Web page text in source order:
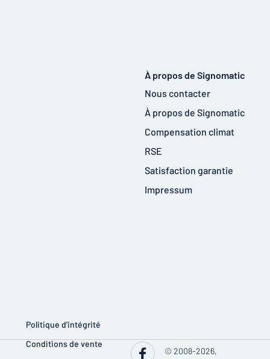
À propos de Signomatic
Nous contacter
À propos de Signomatic
Compensation climat
RSE
Satisfaction garantie
Impressum
Politique d'intégrité
Conditions de vente
© 2008-2026,